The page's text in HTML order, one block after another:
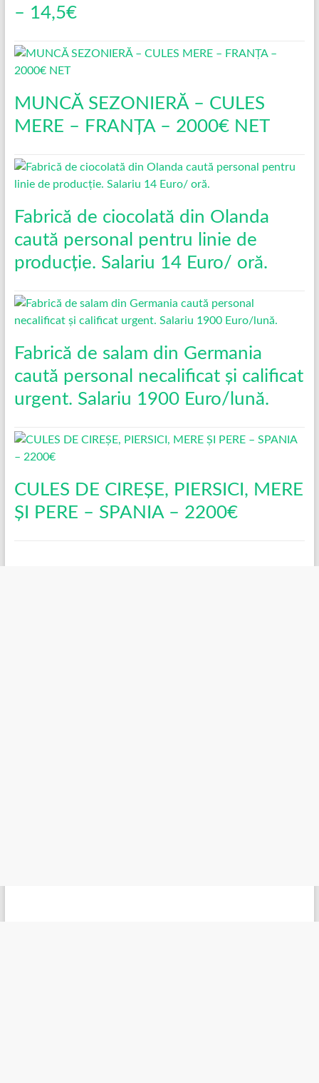
– 14,5€
MUNCĂ SEZONIERĂ – CULES
MERE – FRANȚA – 2000€ NET
Fabrică de ciocolată din Olanda
caută personal pentru linie de
producție. Salariu 14 Euro/ oră.
Fabrică de salam din Germania
caută personal necalificat și calificat
urgent. Salariu 1900 Euro/lună.
CULES DE CIREȘE, PIERSICI, MERE
ȘI PERE – SPANIA – 2200€